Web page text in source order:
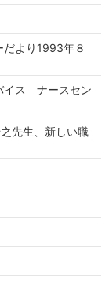
より1993年８
イス ナースセン
先生、新しい職